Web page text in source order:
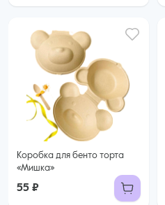
Коробка для бенто торта
«Мишка»
55 ₽